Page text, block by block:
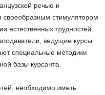
речью и
своеобразным стимулятором
естественных трудностей.
ведущие курсы
специальные методики
базы курсанта.
необходимо иметь